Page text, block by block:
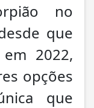
no
que
2022,
opções
que